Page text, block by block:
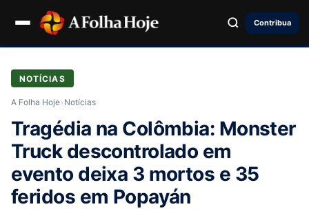
Contribua
NOTÍCIAS
A Folha Hoje› Notícias
Tragédia na Colômbia: Monster
Truck descontrolado em
evento deixa 3 mortos e 35
feridos em Popayán